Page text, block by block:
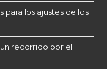
para los ajustes de los
recorrido por el